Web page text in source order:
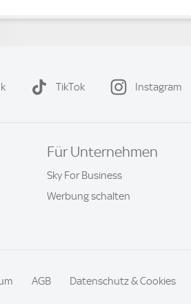
TikTok Instagram
Für Unternehmen
Sky For Business
Werbung schalten
AGB Datenschutz & Cookies